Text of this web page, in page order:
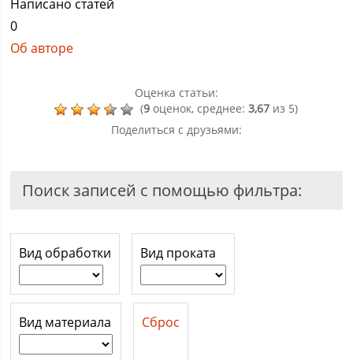
Написано статей
0
Об авторе
Оценка статьи:
(9 оценок, среднее:3,67 из 5)
Поделиться с друзьями:
Поиск записей с помощью фильтра:
Вид обработки Вид проката
Вид материала Сброс